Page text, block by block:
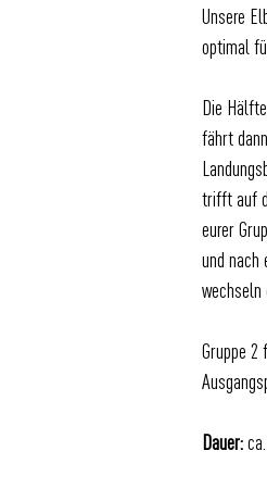
Unsere
optimal
Die
fährt
trifft auf
eurer
und nach
wechseln
Gruppe 2
Dauer: